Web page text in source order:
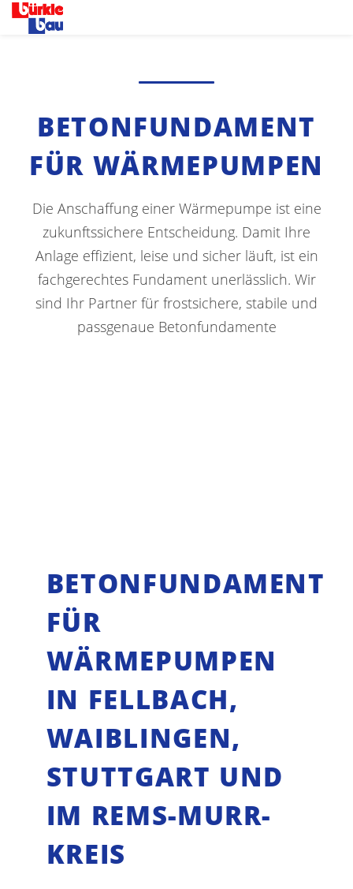
BETONFUNDAMENT
FÜR WÄRMEPUMPEN
Die Anschaffung einer Wärmepumpe ist eine
zukunftssichere Entscheidung. Damit Ihre
Anlage effizient, leise und sicher läuft, ist ein
fachgerechtes Fundament unerlässlich. Wir
sind Ihr Partner für frostsichere, stabile und
passgenaue Betonfundamente
BETONFUNDAMENT
FÜR
WÄRMEPUMPEN
IN FELLBACH,
WAIBLINGEN,
STUTTGART UND
IM REMS-MURR-
KREIS